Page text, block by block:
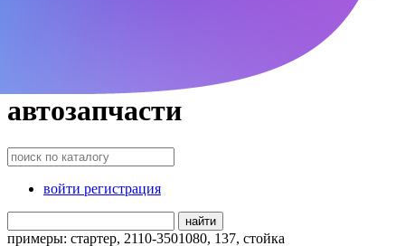
автозапчасти
войти регистрация
найти
примеры: стартер, 2110-3501080, 137, стойка